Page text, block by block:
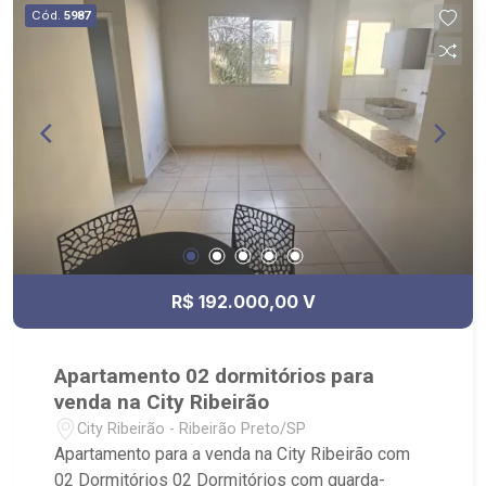
Cód. 5987
R$ 192.000,00 V
Apartamento 02 dormitórios para
venda na City Ribeirão
City Ribeirão - Ribeirão Preto/SP
Apartamento para a venda na City Ribeirão com
02 Dormitórios 02 Dormitórios com guarda-